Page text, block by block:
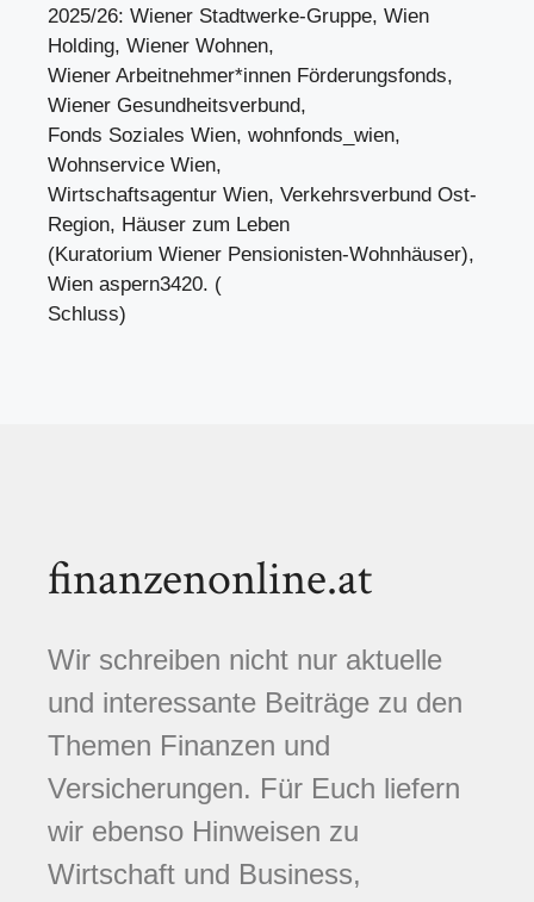
2025/26: Wiener Stadtwerke-Gruppe, Wien
Holding, Wiener Wohnen,
Wiener Arbeitnehmer*innen Förderungsfonds,
Wiener Gesundheitsverbund,
Fonds Soziales Wien, wohnfonds_wien,
Wohnservice Wien,
Wirtschaftsagentur Wien, Verkehrsverbund Ost-
Region, Häuser zum Leben
(Kuratorium Wiener Pensionisten-Wohnhäuser),
Wien aspern3420. (
Schluss)
finanzenonline.at
Wir schreiben nicht nur aktuelle
und interessante Beiträge zu den
Themen Finanzen und
Versicherungen. Für Euch liefern
wir ebenso Hinweisen zu
Wirtschaft und Business,